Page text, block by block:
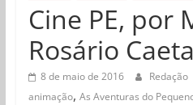
Cine PE, por
Rosário
8 de maio de 2016 Redação
animação, As Aventuras do